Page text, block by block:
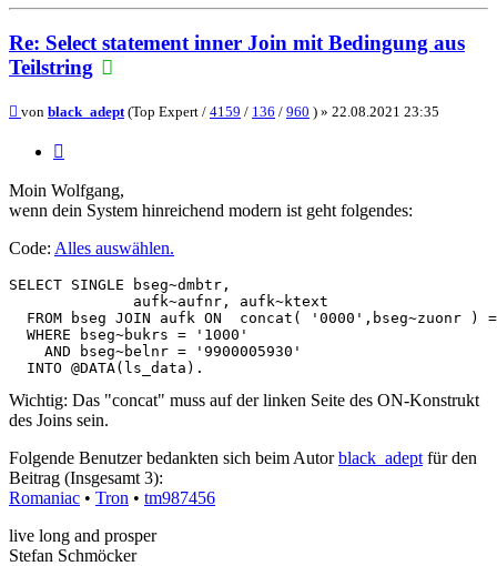
Re: Select statement inner Join mit Bedingung aus
Teilstring
Beitrag
von black_adept (Top Expert / 4159 / 136 / 960 ) » 22.08.2021 23:35
Moin Wolfgang,
wenn dein System hinreichend modern ist geht folgendes:
Code: Alles auswählen.
SELECT SINGLE bseg~dmbtr,
              aufk~aufnr, aufk~ktext
FROM bseg JOIN aufk ON  concat( '0000',bseg~zuonr )
  WHERE bseg~bukrs = '1000'
    AND bseg~belnr = '9900005930'
Wichtig: Das "concat" muss auf der linken Seite des ON-Konstrukt
des Joins sein.
Folgende Benutzer bedankten sich beim Autorblack_adept für den
Beitrag (Insgesamt 3):
Romaniac • Tron • tm987456
live long and prosper
Stefan Schmöcker